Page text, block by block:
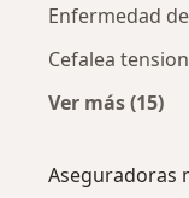
Enfermedad
Cefalea
Ver más (15)
Aseguradoras